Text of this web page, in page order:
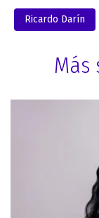
Ricardo Darín
Más